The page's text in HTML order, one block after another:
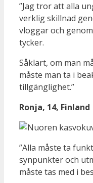
”Jag tror att alla
verklig skillnad
vloggar och
tycker.
Såklart, om man
måste man ta i
tillgänglighet.”
Ronja, 14, Finland
”Alla måste ta
synpunkter och
måste tas med i